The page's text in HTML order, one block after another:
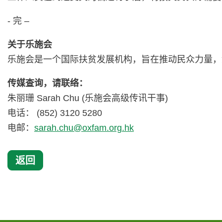
- 完 –
关于乐施会
乐施会是一个国际扶贫发展机构，旨在推动民众力量，
传媒查询，请联络：
朱丽珊 Sarah Chu (乐施会高级传讯干事)
电话： (852) 3120 5280
电邮： sarah.chu@oxfam.org.hk
返回